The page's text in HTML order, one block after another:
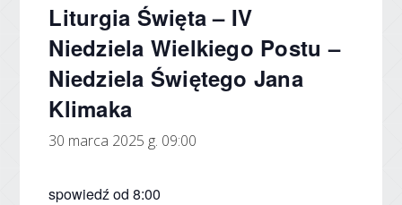
Liturgia Święta – IV
Niedziela Wielkiego Postu –
Niedziela Świętego Jana
Klimaka
30 marca 2025 g. 09:00
spowiedź od 8:00